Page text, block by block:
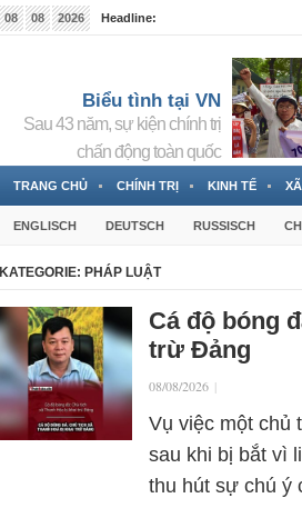
08 08 2026
Headline:
Biểu tình tại VN
Sau 43 năm, sự kiện chính trị
chấn động toàn quốc
TRANG CHỦ CHÍNH TRỊ KINH TẾ
ENGLISCH DEUTSCH RUSSISCH
KATEGORIE: PHÁP LUẬT
Cá độ bóng
trừ Đảng
08/08/2026 |
Vụ việc một chủ
sau khi bị bắt vì
thu hút sự chú ý